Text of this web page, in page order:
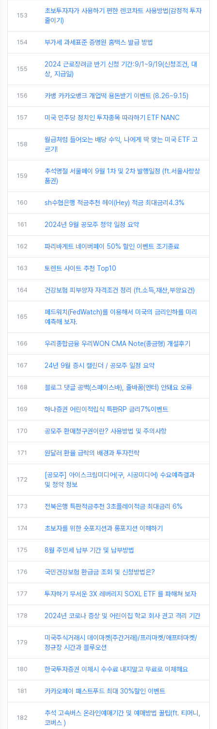
153
초보투자자가 사용하기 편한 렌코차트 사용방법(감정적 투자
줄이기)
154 부가세 과세표준 증명원 홈택스 발급 방법
155
2024 근로장려금 반기 신청 기간:9/1~9/19(신청조건, 대
상, 지급일)
156 카뱅 카카오뱅크 개업떡 용돈받기 이벤트 (8.26~9.15)
157 미국 민주당 정치인 투자종목 따라하기 ETF NANC
158
월급처럼 들어오는 배당 수익, 나에게 딱 맞는 미국 ETF 고
르기!
159
추석명절 서울페이 9월 1차 및 2차 발행일정 (ft.서울사랑상
품권)
160 sh수협은행 적금추천 헤이(Hey) 적금 최대금리4.3%
161 2024년 9월 공모주 청약 일정 요약
162 파리바게트 네이버페이 50% 할인 이벤트 조기종료
163 토렌트 사이트 추천 Top10
164 건강보험 피부양자 자격조건 정리 (ft.소득,재산,부양요건)
165
페드워치(FedWatch)를 이용해서 미국의 금리인하를 미리
예측해 보자.
166 우리종합금융 우리WON CMA Note(종금형) 개설후기
167 24년 9월 증시 캘린더 / 공모주 일정 요약
168 블로그 댓글 공백(스페이스바), 줄바꿈(엔터) 안돼요 오류
169 하나증권 어린이적립식 특판RP 금리7%이벤트
170 공모주 환매청구권이란? 사용방법 및 주의사항
171 원달러 환율 급락의 배경과 투자전략
172
[공모주] 아이스크림미디어(구, 시공미디어) 수요예측결과
및 청약 정보
173 전북은행 특판적금추천 3초플레이적금 최대금리 6%
174 초보자를 위한 숏포지션과 롱포지션 이해하기
175 8월 주민세 납부 기간 및 납부방법
176 국민건강보험 환급금 조회 및 신청방법은?
177 투자하기 무서운 3X 레버리지 SOXL ETF 를 파해쳐 보자
178 2024년 코로나 증상 및 어린이집 학교 회사 권고 격리 기간
179
미국주식거래시 데이마켓(주간거래)/프리마켓/애프터마켓/
정규장 시간과 블루오션
180 한국투자증권 이체시 수수료 내지말고 무료로 이체해요
181 카카오페이 패스트푸드 최대 30%할인 이벤트
182
추석 고속버스 온라인예매기간 및 예매방법 꿀팁(ft. 티머니,
코버스 )